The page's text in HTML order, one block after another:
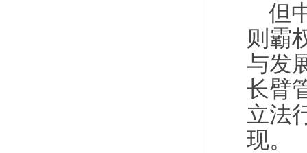
但
则霸
与发
长臂
立法
现。